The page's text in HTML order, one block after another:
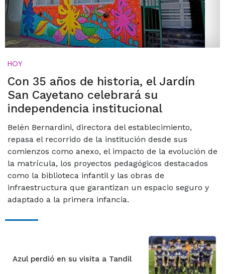
HOY
Con 35 años de historia, el Jardín
San Cayetano celebrará su
independencia institucional
Belén Bernardini, directora del establecimiento,
repasa el recorrido de la institución desde sus
comienzos como anexo, el impacto de la evolución de
la matrícula, los proyectos pedagógicos destacados
como la biblioteca infantil y las obras de
infraestructura que garantizan un espacio seguro y
adaptado a la primera infancia.
Azul perdió en su visita a Tandil